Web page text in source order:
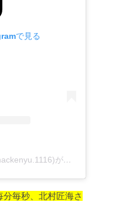
で見る
新田 真剣佑 Mackenyu(@mackenyu.1116)がシェアした投稿
分毎秒、北村匠海さ